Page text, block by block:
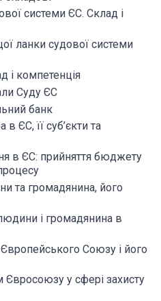
системи ЄС. Склад і
ланки судової системи
і компетенція
Суду ЄС
банк
ЄС, її суб’єкти та
в ЄС: прийняття бюджету
та громадянина, його
і громадянина в
Союзу і його
Євросоюзу у сфері захисту